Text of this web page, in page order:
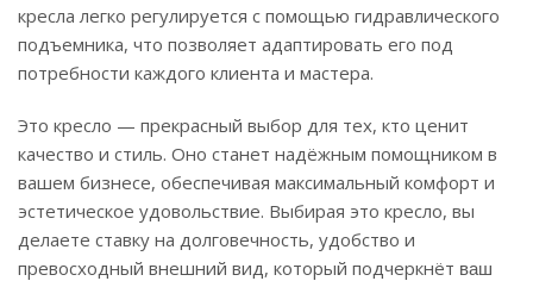
кресла легко регулируется с помощью гидравлического
подъемника, что позволяет адаптировать его под
потребности каждого клиента и мастера.
Это кресло — прекрасный выбор для тех, кто ценит
качество и стиль. Оно станет надёжным помощником в
вашем бизнесе, обеспечивая максимальный комфорт и
эстетическое удовольствие. Выбирая это кресло, вы
делаете ставку на долговечность, удобство и
превосходный внешний вид, который подчеркнёт ваш